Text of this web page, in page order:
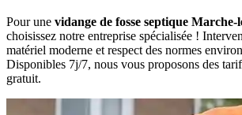
Pour une vidange de fosse septique Marche-
choisissez notre entreprise spécialisée !
matériel moderne et respect des normes
Disponibles 7j/7, nous vous proposons des
gratuit.